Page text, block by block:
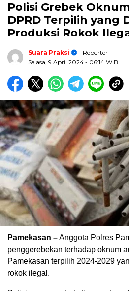
Polisi Grebek
DPRD Terpilih yang
Produksi Rokok
Suara Praksi
- Reporter
Selasa, 9 April 2024 - 06:14 WIB
Pamekasan –Anggota Polres
penggerebekan terhadap oknum
Pamekasan terpilih 2024-2029
rokok ilegal.